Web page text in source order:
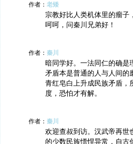
作者： 老矮
宗教好比人类机体里的瘤子
呵呵，问秦川兄弟好！
作者： 秦川
暗同学好。一法同仁的确是
矛盾本是普通的人与人间的
青红皂白上升成民族矛盾，
度，恐怕才有解。
作者： 秦川
欢迎查叔到访。汉武帝再世
的少数民族慓悍异常，自古